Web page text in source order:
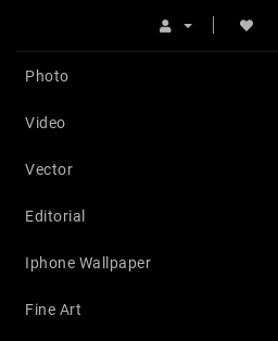
Photo
Video
Vector
Editorial
Iphone Wallpaper
Fine Art